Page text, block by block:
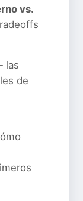
vs.
las
de